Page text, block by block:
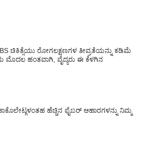
IBS ಚಿಕಿತ್ಸೆಯು ರೋಗಲಕ್ಷಣಗಳ ತೀವ್ರತೆಯನ್ನು ಕಡಿಮೆ
ಮೊದಲ ಹಂತವಾಗಿ, ವೈದ್ಯರು ಈ ಕೆಳಗಿನ
ಹೆಚ್ಚಿನ ಫೈಬರ್ ಆಹಾರಗಳನ್ನು ನಿಮ್ಮ